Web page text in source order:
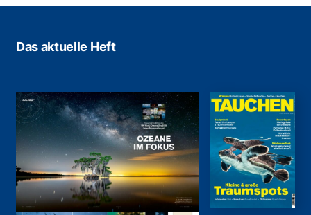
Das aktuelle Heft